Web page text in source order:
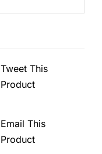
Tweet This
Product
Email This
Product